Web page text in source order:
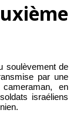
soulèvement de
par une
en
israéliens